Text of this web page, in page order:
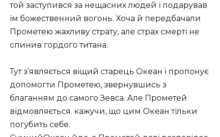
той заступився за нещасних людей і подарував
їм божественний вогонь. Хоча й передбачали
Прометею жахливу страту, але страх смерті не
спинив гордого титана.
Тут з’являється віщий старець Океан і пропонує
допомогти Прометею, звернувшись з
благанням до самого Зевса. Але Прометей
відмовляється. кажучи, що цим Океан тільки
погубить себе.